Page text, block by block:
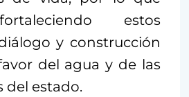
estos
y construcción
del agua y de las
del estado.